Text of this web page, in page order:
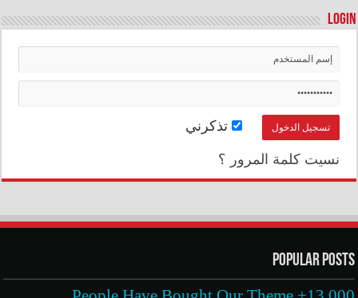
Login
تذكرني
نسيت كلمة المرور ؟
Popular Posts